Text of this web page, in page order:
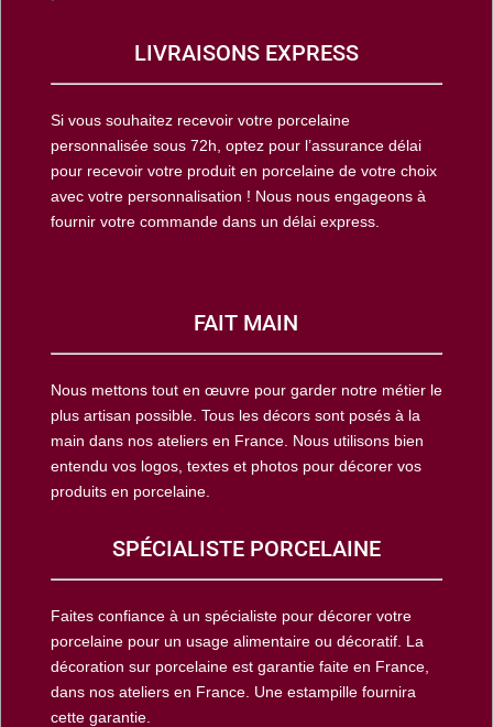
LIVRAISONS EXPRESS
Si vous souhaitez recevoir votre porcelaine
personnalisée sous 72h, optez pour l’assurance délai
pour recevoir votre produit en porcelaine de votre choix
avec votre personnalisation ! Nous nous engageons à
fournir votre commande dans un délai express.
FAIT MAIN
Nous mettons tout en œuvre pour garder notre métier le
plus artisan possible. Tous les décors sont posés à la
main dans nos ateliers en France. Nous utilisons bien
entendu vos logos, textes et photos pour décorer vos
produits en porcelaine.
SPÉCIALISTE PORCELAINE
Faites confiance à un spécialiste pour décorer votre
porcelaine pour un usage alimentaire ou décoratif. La
décoration sur porcelaine est garantie faite en France,
dans nos ateliers en France. Une estampille fournira
cette garantie.